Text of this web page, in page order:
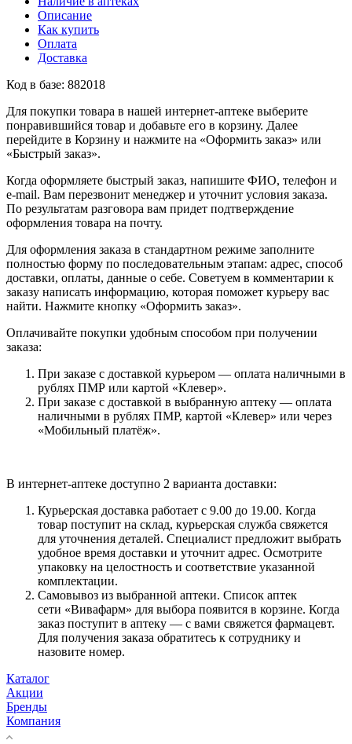
Описание
Как купить
Оплата
Доставка
Код в базе: 882018
Для покупки товара в нашей интернет-аптеке выберите
понравившийся товар и добавьте его в корзину. Далее
перейдите в Корзину и нажмите на «Оформить заказ» или
«Быстрый заказ».
Когда оформляете быстрый заказ, напишите ФИО, телефон и
e-mail. Вам перезвонит менеджер и уточнит условия заказа.
По результатам разговора вам придет подтверждение
оформления товара на почту.
Для оформления заказа в стандартном режиме заполните
полностью форму по последовательным этапам: адрес, способ
доставки, оплаты, данные о себе. Советуем в комментарии к
заказу написать информацию, которая поможет курьеру вас
найти. Нажмите кнопку «Оформить заказ».
Оплачивайте покупки удобным способом при получении
заказа:
При заказе с доставкой курьером — оплата наличными в
рублях ПМР или картой «Клевер».
При заказе с доставкой в выбранную аптеку — оплата
наличными в рублях ПМР, картой «Клевер» или через
«Мобильный платёж».
В интернет-аптеке доступно 2 варианта доставки:
Курьерская доставка работает с 9.00 до 19.00. Когда
товар поступит на склад, курьерская служба свяжется
для уточнения деталей. Специалист предложит выбрать
удобное время доставки и уточнит адрес. Осмотрите
упаковку на целостность и соответствие указанной
комплектации.
Самовывоз из выбранной аптеки. Список аптек
сети «Вивафарм» для выбора появится в корзине. Когда
заказ поступит в аптеку — с вами свяжется фармацевт.
Для получения заказа обратитесь к сотруднику и
назовите номер.
Каталог
Акции
Бренды
Компания